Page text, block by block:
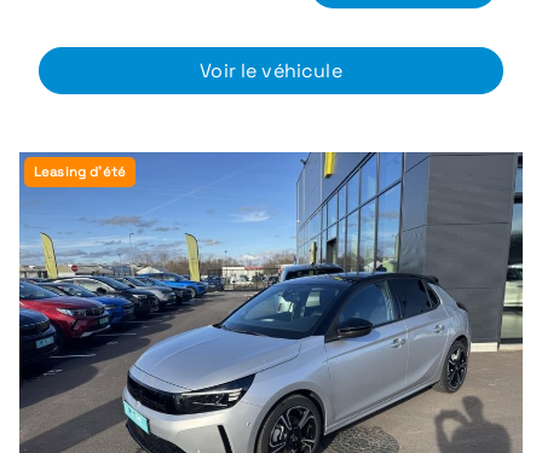
Voir le véhicule
Leasing d'été